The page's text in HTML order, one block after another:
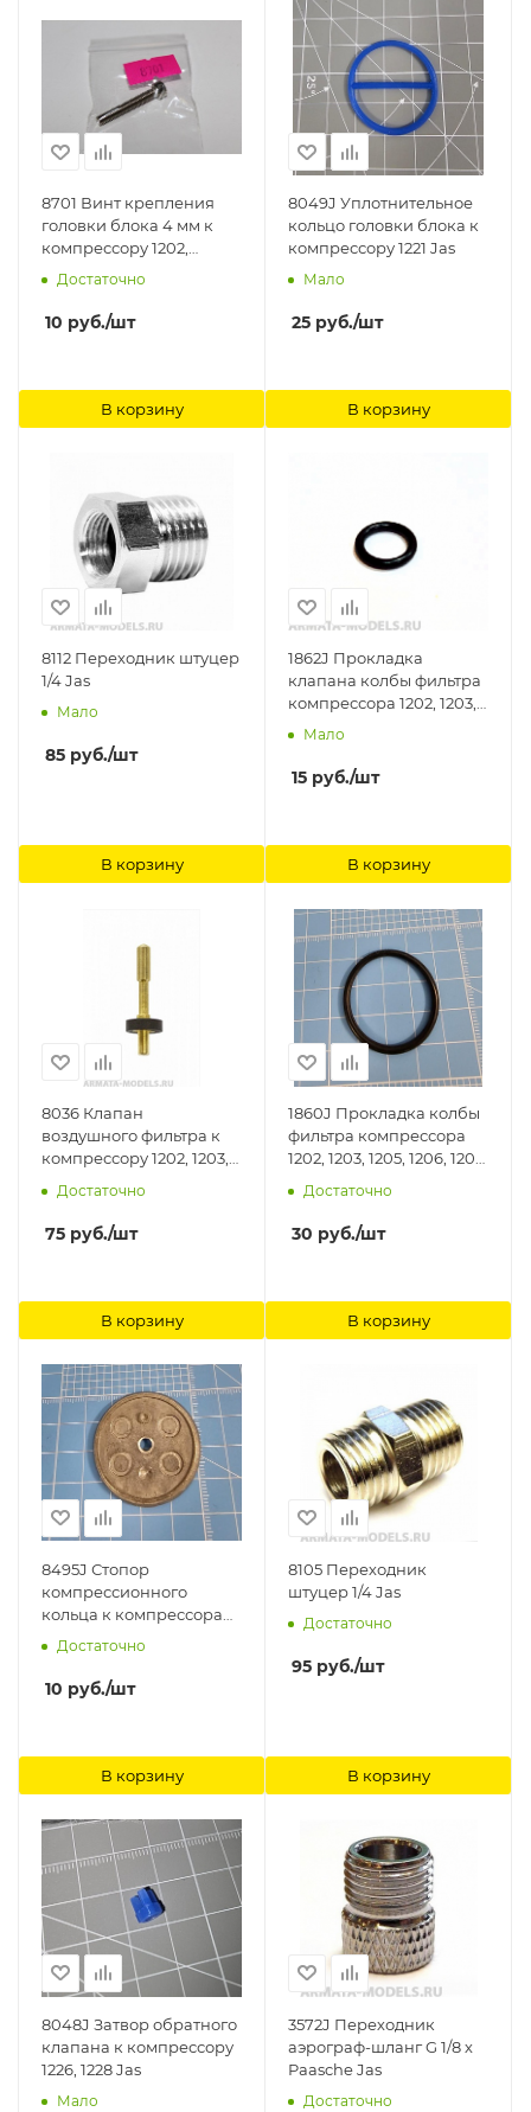
8701 Винт крепления
головки блока 4 мм к
компрессору 1202,
1203,1205, 1206, 1208 Jas
Достаточно
10 руб./шт
В корзину
8049J Уплотнительное
кольцо головки блока к
компрессору 1221 Jas
Мало
25 руб./шт
В корзину
8112 Переходник штуцер
1/4 Jas
Мало
85 руб./шт
В корзину
1862J Прокладка
клапана колбы фильтра
компрессора 1202, 1203,
1205, 1206, 1208, 1222, 1223,
Мало
15 руб./шт
В корзину
8036 Клапан
воздушного фильтра к
компрессору 1202, 1203,
1205, 1206, 1208 Jas
Достаточно
75 руб./шт
В корзину
1860J Прокладка колбы
фильтра компрессора
1202, 1203, 1205, 1206, 1208,
1222, 1223, 1225, 1226, 1228
Jas
Достаточно
30 руб./шт
В корзину
8495J Стопор
компрессионного
кольца к компрессорам
1225, 1226, 1228 Jas
Достаточно
10 руб./шт
В корзину
8105 Переходник
штуцер 1/4 Jas
Достаточно
95 руб./шт
В корзину
8048J Затвор обратного
клапана к компрессору
1226, 1228 Jas
Мало
3572J Переходник
аэрограф-шланг G 1/8 х
Paasche Jas
Достаточно